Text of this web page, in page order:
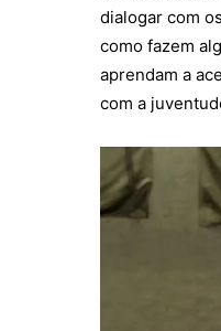
dialogar com
como fazem
aprendam a
com a